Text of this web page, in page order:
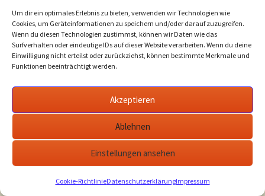
Um dir ein optimales Erlebnis zu bieten, verwenden wir Technologien wie
Cookies, um Geräteinformationen zu speichern und/oder darauf zuzugreifen.
Wenn du diesen Technologien zustimmst, können wir Daten wie das
Surfverhalten oder eindeutige IDs auf dieser Website verarbeiten. Wenn du deine
Einwilligung nicht erteilst oder zurückziehst, können bestimmte Merkmale und
Funktionen beeinträchtigt werden.
Akzeptieren
Ablehnen
Einstellungen ansehen
Cookie-RichtlinieDatenschutzerklärungImpressum
Archiv Beiträge
Beiträge